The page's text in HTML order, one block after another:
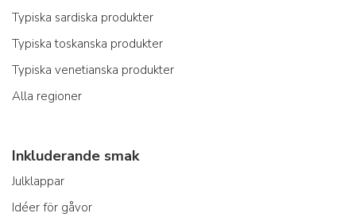
Typiska sardiska produkter
Typiska toskanska produkter
Typiska venetianska produkter
Alla regioner
Inkluderande smak
Julklappar
Idéer för gåvor